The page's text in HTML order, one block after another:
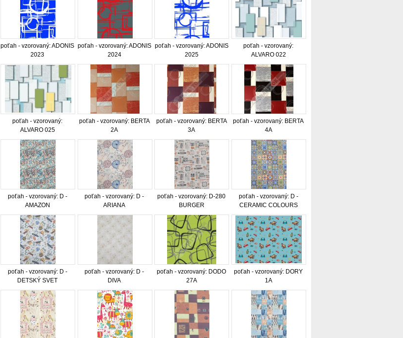
poťah - vzorovaný: ADONIS
2023
poťah - vzorovaný: ADONIS
2024
poťah - vzorovaný: ADONIS
2025
poťah - vzorovaný:
ALVARO 022
poťah - vzorovaný:
ALVARO 025
poťah - vzorovaný: BERTA
2A
poťah - vzorovaný: BERTA
3A
poťah - vzorovaný: BERTA
4A
poťah - vzorovaný: D -
AMAZON
poťah - vzorovaný: D -
ARIANA
poťah - vzorovaný: D-280
BURGER
poťah - vzorovaný: D -
CERAMIC COLOURS
poťah - vzorovaný: D -
DETSKÝ SVET
poťah - vzorovaný: D -
DIVA
poťah - vzorovaný: DODO
27A
poťah - vzorovaný: DORY
1A